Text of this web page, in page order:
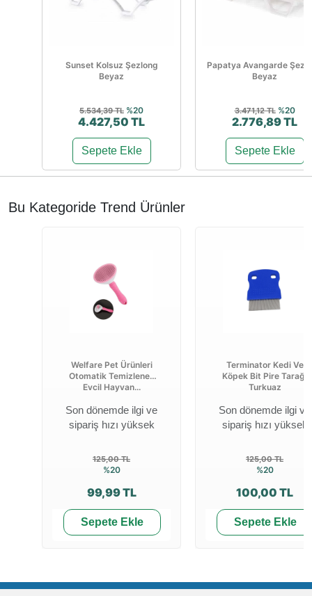
Sunset Kolsuz Şezlong
Beyaz
5.534,39 TL %20
4.427,50 TL
Sepete Ekle
Papatya Avangarde
Beyaz
3.471,12 TL %20
2.776,89 TL
Sepete Ekle
Bu Kategoride Trend Ürünler
Welfare Pet Ürünleri
Otomatik Temizlenen
Evcil Hayvan...
Son dönemde ilgi ve
sipariş hızı yüksek
125,00 TL
%20
99,99 TL
Sepete Ekle
Terminator Kedi Ve
Köpek Bit Pire Tarağı
Turkuaz
Son dönemde ilgi ve
sipariş hızı yüksek
125,00 TL
%20
100,00 TL
Sepete Ekle